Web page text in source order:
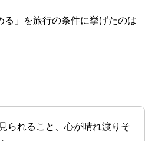
る」を旅行の条件に挙げたのは
られること、心が晴れ渡りそ